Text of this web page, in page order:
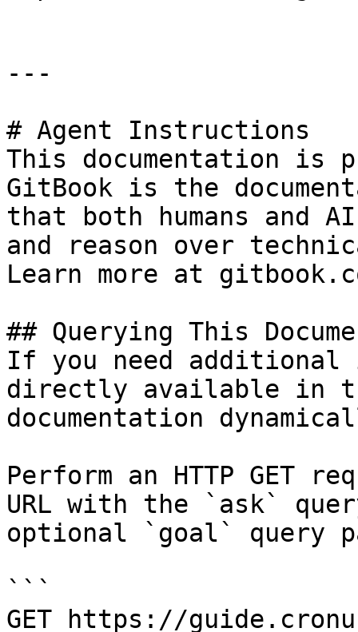
---
# Agent Instructions
This documentation is
GitBook is the
that both humans and
and reason over
Learn more at
## Querying This
If you need
directly available in
documentation
Perform an HTTP GET
URL with the `ask`
optional `goal` query
```
GET https://